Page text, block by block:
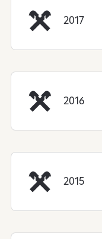
2017
2016
2015